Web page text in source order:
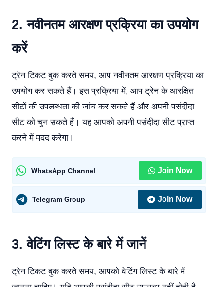
2. नवीनतम आरक्षण प्रक्रिया का उपयोग
करें
ट्रेन टिकट बुक करते समय, आप नवीनतम आरक्षण प्रक्रिया का
उपयोग कर सकते हैं। इस प्रक्रिया में, आप ट्रेन के आरक्षित
सीटों की उपलब्धता की जांच कर सकते हैं और अपनी पसंदीदा
सीट को चुन सकते हैं। यह आपको अपनी पसंदीदा सीट प्राप्त
करने में मदद करेगा।
WhatsApp Channel Join Now
Telegram Group Join Now
3. वेटिंग लिस्ट के बारे में जानें
ट्रेन टिकट बुक करते समय, आपको वेटिंग लिस्ट के बारे में